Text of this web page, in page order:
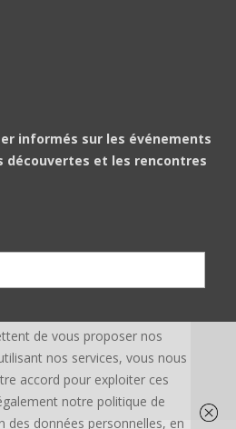
informés sur les événements
découvertes et les rencontres
de vous proposer nos
nos services, vous nous
accord pour exploiter ces
notre politique de
des données personnelles, en